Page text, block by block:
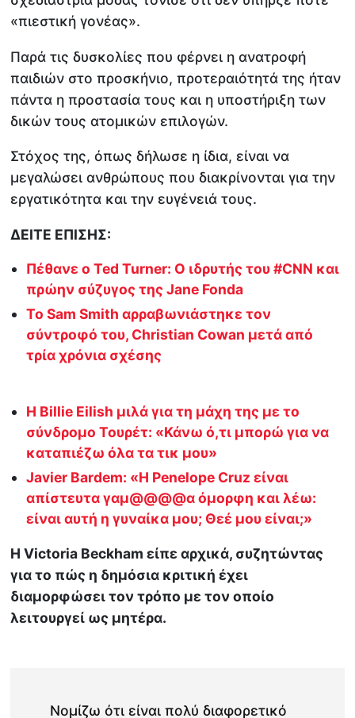
«πιεστική γονέας».
Παρά τις δυσκολίες που φέρνει η ανατροφή
παιδιών στο προσκήνιο, προτεραιότητά της ήταν
πάντα η προστασία τους και η υποστήριξη των
δικών τους ατομικών επιλογών.
Στόχος της, όπως δήλωσε η ίδια, είναι να
μεγαλώσει ανθρώπους που διακρίνονται για την
εργατικότητα και την ευγένειά τους.
ΔΕΙΤΕ ΕΠΙΣΗΣ:
Πέθανε ο Ted Turner: Ο ιδρυτής του #CNN και
πρώην σύζυγος της Jane Fonda
Το Sam Smith αρραβωνιάστηκε τον
σύντροφό του, Christian Cowan μετά από
τρία χρόνια σχέσης
Η Billie Eilish μιλά για τη μάχη της με το
σύνδρομο Τουρέτ: «Κάνω ό,τι μπορώ για να
καταπιέζω όλα τα τικ μου»
Javier Bardem: «H Penelope Cruz είναι
απίστευτα γαμ@@@@α όμορφη και λέω:
είναι αυτή η γυναίκα μου; Θεέ μου είναι;»
Η Victoria Beckham είπε αρχικά, συζητώντας
για το πώς η δημόσια κριτική έχει
διαμορφώσει τον τρόπο με τον οποίο
λειτουργεί ως μητέρα.
Νομίζω ότι είναι πολύ διαφορετικό